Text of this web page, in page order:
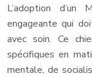
L’adoption
engageante qui
avec soin. Ce
spécifiques en
mentale, de